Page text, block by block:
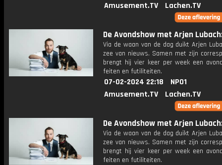
Amusement.TV
Lachen.TV
De Avondshow met Arjen
Via de waan van de dag duikt Arjen
zee van nieuws. Samen met zijn
brengt hij vier keer per week een
feiten en futiliteiten.
07-02-2024 22:18
NPO1
Amusement.TV
Lachen.TV
De Avondshow met Arjen
Via de waan van de dag duikt Arjen
zee van nieuws. Samen met zijn
brengt hij vier keer per week een
feiten en futiliteiten.